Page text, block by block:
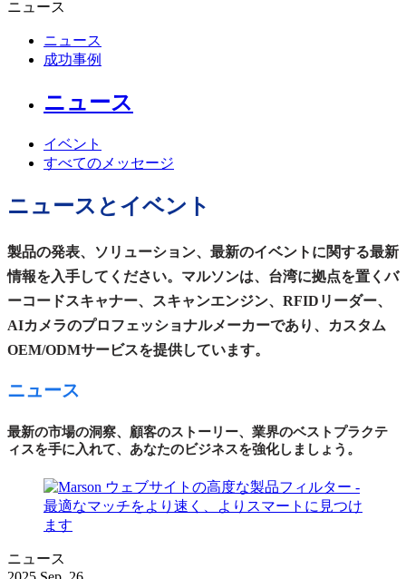
ニュース
ニュース
成功事例
ニュース
イベント
すべてのメッセージ
ニュースとイベント
製品の発表、ソリューション、最新のイベントに関する最新
情報を入手してください。マルソンは、台湾に拠点を置くバ
ーコードスキャナー、スキャンエンジン、RFIDリーダー、
AIカメラのプロフェッショナルメーカーであり、カスタム
OEM/ODMサービスを提供しています。
ニュース
最新の市場の洞察、顧客のストーリー、業界のベストプラクテ
ィスを手に入れて、あなたのビジネスを強化しましょう。
ニュース